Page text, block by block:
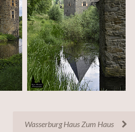
Wasserburg Haus Zum Haus